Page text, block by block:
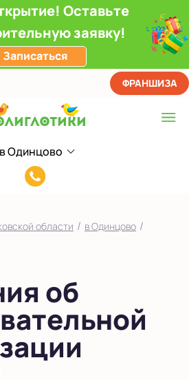
Оставьте
заявку!
Записаться
в Одинцово
Выберите центр
на карте
другой город
8(993)920-
ФРАНШИЗА
области / в Одинцово /
об